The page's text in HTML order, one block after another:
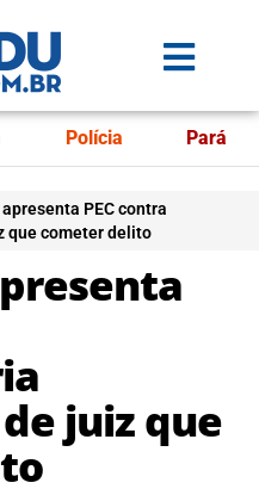
Polícia Pará
PEC contra
que cometer delito
juiz que